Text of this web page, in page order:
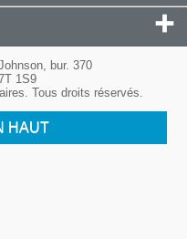
bur. 370
1S9
Tous droits réservés.
HAUT